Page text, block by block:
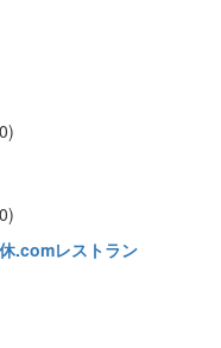
.comレストラン